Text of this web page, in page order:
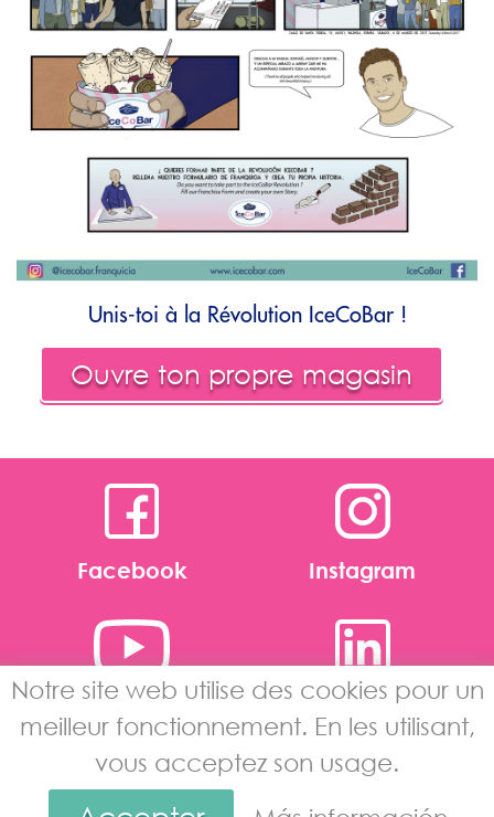
Notre site web utilise des cookies pour un
meilleur fonctionnement. En les utilisant,
vous acceptez son usage.
Unis-toi à la Révolution IceCoBar !
Ouvre ton propre magasin
Facebook Instagram
Youtube Linkedin
Avertissement Légal·Política de Privacidad
de Datos·Política de Cookies